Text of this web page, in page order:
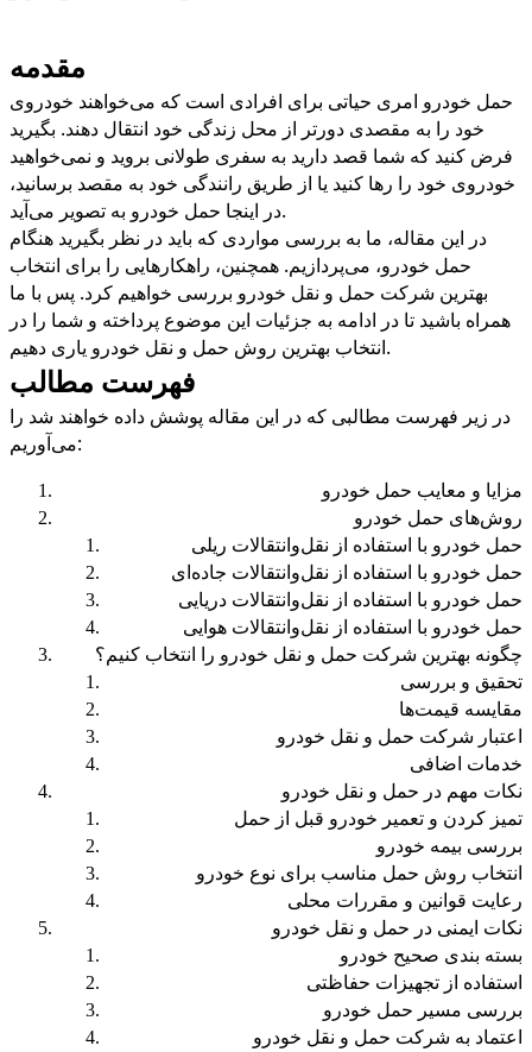
مقدمه
حمل خودرو امری حیاتی برای افرادی است که می‌خواهند خودروی
خود را به مقصدی دورتر از محل زندگی خود انتقال دهند. بگیرید
فرض کنید که شما قصد دارید به سفری طولانی بروید و نمی‌خواهید
خودروی خود را رها کنید یا از طریق رانندگی خود به مقصد برسانید،
در اینجا حمل خودرو به تصویر می‌آید.
در این مقاله، ما به بررسی مواردی که باید در نظر بگیرید هنگام
حمل خودرو، می‌پردازیم. همچنین، راهکارهایی را برای انتخاب
بهترین شرکت حمل و نقل خودرو بررسی خواهیم کرد. پس با ما
همراه باشید تا در ادامه به جزئیات این موضوع پرداخته و شما را در
انتخاب بهترین روش حمل و نقل خودرو یاری دهیم.
فهرست مطالب
در زیر فهرست مطالبی که در این مقاله پوشش داده خواهند شد را
می‌آوریم:
مزایا و معایب حمل خودرو
روش‌های حمل خودرو
حمل خودرو با استفاده از نقل‌وانتقالات ریلی
حمل خودرو با استفاده از نقل‌وانتقالات جاده‌ای
حمل خودرو با استفاده از نقل‌وانتقالات دریایی
حمل خودرو با استفاده از نقل‌وانتقالات هوایی
چگونه بهترین شرکت حمل و نقل خودرو را انتخاب کنیم؟
تحقیق و بررسی
مقایسه قیمت‌ها
اعتبار شرکت حمل و نقل خودرو
خدمات اضافی
نکات مهم در حمل و نقل خودرو
تمیز کردن و تعمیر خودرو قبل از حمل
بررسی بیمه خودرو
انتخاب روش حمل مناسب برای نوع خودرو
رعایت قوانین و مقررات محلی
نکات ایمنی در حمل و نقل خودرو
بسته بندی صحیح خودرو
استفاده از تجهیزات حفاظتی
بررسی مسیر حمل خودرو
اعتماد به شرکت حمل و نقل خودرو